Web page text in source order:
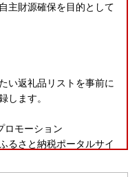
主財源確保を目的として
い返礼品リストを事前に
します。
モーション
るさと納税ポータルサイ